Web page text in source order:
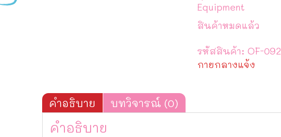
Equipment
สินค้าหมดแล้ว
รหัสสินค้า: OF-092
กายกลางแจ้ง
คำอธิบาย บทวิจารณ์ (0)
คำอธิบาย